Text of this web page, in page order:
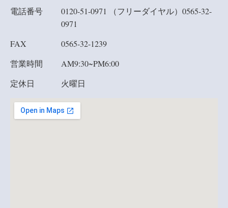
電話番号
0120-51-0971 （フリーダイヤル） 0565-32-
0971
FAX
0565-32-1239
営業時間
AM9:30~PM6:00
定休日
火曜日